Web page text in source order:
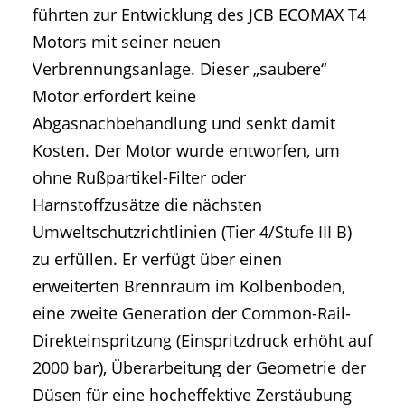
führten zur Entwicklung des JCB ECOMAX T4
Motors mit seiner neuen
Verbrennungsanlage. Dieser „saubere“
Motor erfordert keine
Abgasnachbehandlung und senkt damit
Kosten. Der Motor wurde entworfen, um
ohne Rußpartikel-Filter oder
Harnstoffzusätze die nächsten
Umweltschutzrichtlinien (Tier 4/Stufe III B)
zu erfüllen. Er verfügt über einen
erweiterten Brennraum im Kolbenboden,
eine zweite Generation der Common-Rail-
Direkteinspritzung (Einspritzdruck erhöht auf
2000 bar), Überarbeitung der Geometrie der
Düsen für eine hocheffektive Zerstäubung